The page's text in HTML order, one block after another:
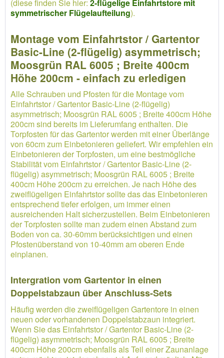
(diese finden Sie hier: 2-flügelige Einfahrtstore mit
symmetrischer Flügelaufteilung).
Montage vom Einfahrtstor / Gartentor
Basic-Line (2-flügelig) asymmetrisch;
Moosgrün RAL 6005 ; Breite 400cm
Höhe 200cm - einfach zu erledigen
Alle Schrauben und Pfosten für die Montage vom
Einfahrtstor / Gartentor Basic-Line (2-flügelig)
asymmetrisch; Moosgrün RAL 6005 ; Breite 400cm Höhe
200cm sind bereits im Lieferumfang enthalten. Die
Torpfosten für das Gartentor werden mit einer Überlänge
von 60cm zum Einbetonieren geliefert. Wir empfehlen ein
Einbetonieren der Torpfosten, um eine bestmögliche
Stabilität vom Einfahrtstor / Gartentor Basic-Line (2-
flügelig) asymmetrisch; Moosgrün RAL 6005 ; Breite
400cm Höhe 200cm zu erreichen. Je nach Höhe des
zweiflügeligen Einfahrtstor sollte das das Einbetonieren
entsprechend tiefer erfolgen, um immer einen
ausreichenden Halt sicherzustellen. Beim Einbetonieren
der Torpfosten sollte man zudem einen Abstand zum
Boden von ca. 30-60mm berücksichtigen und einen
Pfostenüberstand von 10-40mm am oberen Ende
einplanen.
Intergration vom Gartentor in einen
Doppelstabzaun über Anschluss-Sets
Häufig werden die zweiflügeligen Gartentore in einen
neuen oder vorhandenen Doppelstabzaun integriert.
Wenn Sie das Einfahrtstor / Gartentor Basic-Line (2-
flügelig) asymmetrisch; Moosgrün RAL 6005 ; Breite
400cm Höhe 200cm ebenfalls als Teil einer Zaunanlage